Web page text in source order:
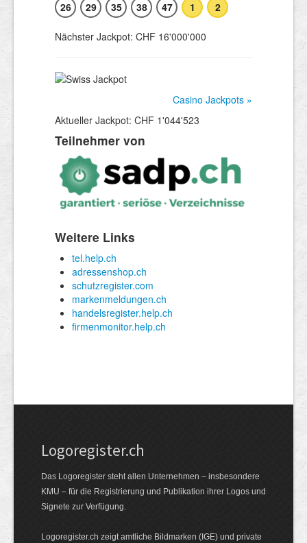
Logoregister.ch
Das Logoregister steht allen Unternehmen – insbesondere
KMU – für die Registrierung und Publikation ihrer Logos und
Signete zur Verfügung.
Logoregister.ch zeigt amtliche Bildmarken (IGE) und private